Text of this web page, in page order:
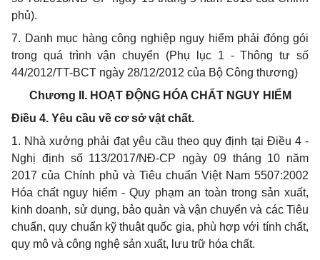
phủ).
7. Danh mục hàng công nghiệp nguy hiểm phải đóng gói
trong quá trình vận chuyển (Phụ lục 1 - Thông tư số
44/2012/TT-BCT ngày 28/12/2012 của Bộ Công thương)
Chương II. HOẠT ĐỘNG HÓA CHẤT NGUY HIỂM
Điều 4. Yêu cầu về cơ sở vật chất.
1. Nhà xưởng phải đạt yêu cầu theo quy định tại Điều 4 -
Nghị định số 113/2017/NĐ-CP ngày 09 tháng 10 năm
2017 của Chính phủ và Tiêu chuẩn Việt Nam 5507:2002
Hóa chất nguy hiểm - Quy phạm an toàn trong sản xuất,
kinh doanh, sử dụng, bảo quản và vận chuyển và các Tiêu
chuẩn, quy chuẩn kỹ thuật quốc gia, phù hợp với tính chất,
quy mô và công nghệ sản xuất, lưu trữ hóa chất.